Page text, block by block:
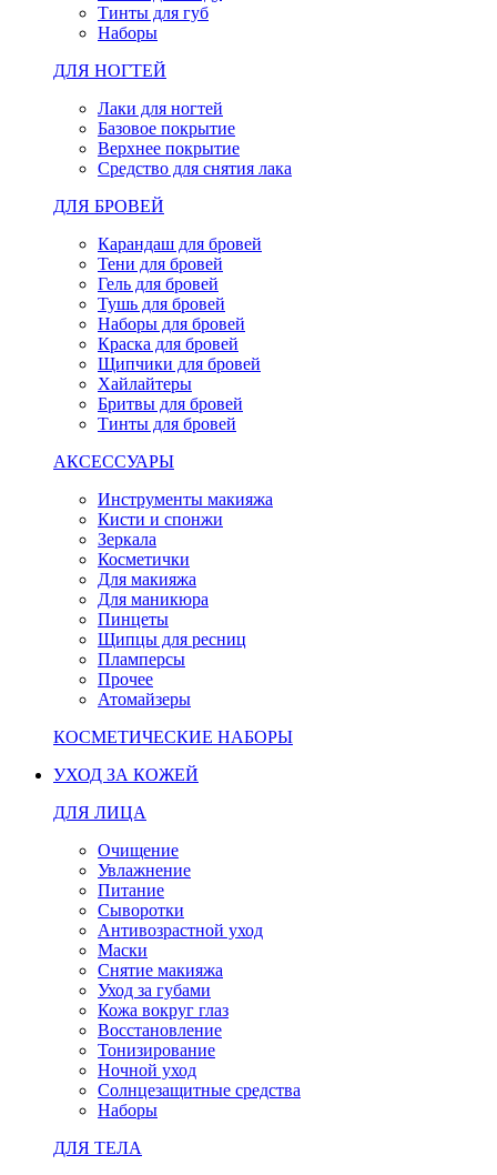
Тинты для губ
Наборы
ДЛЯ НОГТЕЙ
Лаки для ногтей
Базовое покрытие
Верхнее покрытие
Средство для снятия лака
ДЛЯ БРОВЕЙ
Карандаш для бровей
Тени для бровей
Гель для бровей
Тушь для бровей
Наборы для бровей
Краска для бровей
Щипчики для бровей
Хайлайтеры
Бритвы для бровей
Тинты для бровей
АКСЕССУАРЫ
Инструменты макияжа
Кисти и спонжи
Зеркала
Косметички
Для макияжа
Для маникюра
Пинцеты
Щипцы для ресниц
Пламперсы
Прочее
Атомайзеры
КОСМЕТИЧЕСКИЕ НАБОРЫ
УХОД ЗА КОЖЕЙ
ДЛЯ ЛИЦА
Очищение
Увлажнение
Питание
Сыворотки
Антивозрастной уход
Маски
Снятие макияжа
Уход за губами
Кожа вокруг глаз
Восстановление
Тонизирование
Ночной уход
Солнцезащитные средства
Наборы
ДЛЯ ТЕЛА